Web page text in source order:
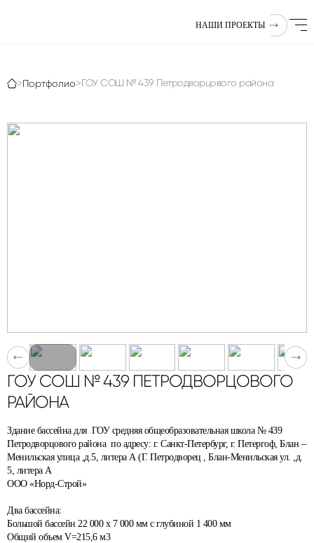
НАШИ ПРОЕКТЫ
>Портфолио>ГОУ СОШ № 439 Петродворцового района
ГОУ СОШ № 439 ПЕТРОДВОРЦОВОГО
РАЙОНА
Здание бассейна для ГОУ средняя общеобразовательная школа № 439
Петродворцового района по адресу: г. Санкт-Петербург, г. Петергоф, Блан –
Менильская улица ,д.5, литера А (Г. Петродворец , Блан-Менильская ул. ,д.
5, литера А
ООО «Норд-Строй»
Два бассейна:
Большой бассейн 22 000 х 7 000 мм с глубиной 1 400 мм
Общий объем V=215,6 м3